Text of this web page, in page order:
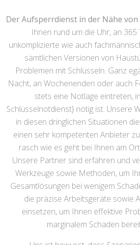
Der Aufsperrdienst in der Nähe
Ihnen rund um die Uhr, an 365
unkomplizierte wie auch
sämtlichen Versionen von
Problemen mit Schlüsseln. Ganz
Nacht, an Wochenenden oder auch
stets eine Notlage eintreten,
Schlüsselnotdienst} nötig ist. Unsere
in diesen dringlichen Situationen
einen sehr kompetenten Anbieter
rasch wie es geht bei Ihnen am
Unsere Partner sind erfahren und
Werkzeuge sowie Methoden, um
Gesamtlösungen bei wenigem
die präzise Arbeitsgeräte sowie
einsetzen, um Ihnen effektive
marginalem Schaden